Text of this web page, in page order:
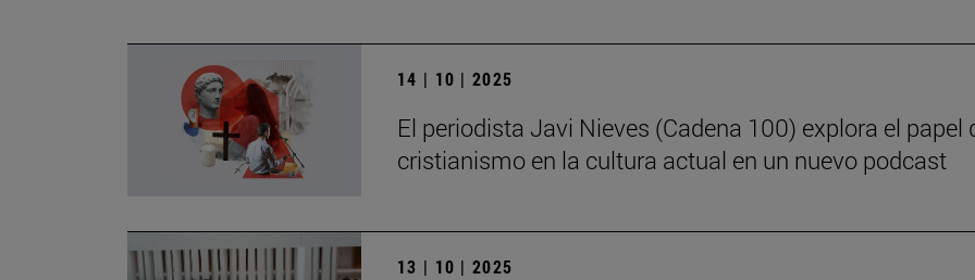
14 | 10 | 2025
El periodista Javi Nieves (Cadena 100) explora el papel
cristianismo en la cultura actual en un nuevo podcast
13 | 10 | 2025